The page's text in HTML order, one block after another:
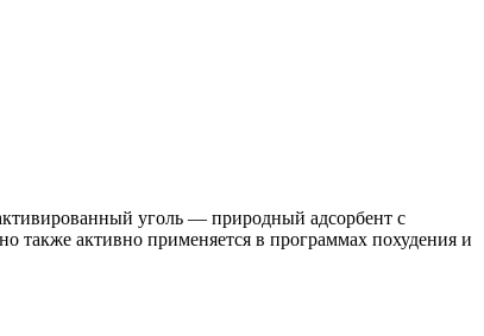
уголь — природный адсорбент с
также активно применяется в программах похудения и